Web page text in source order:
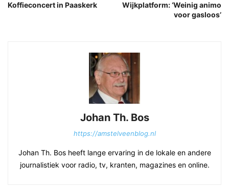
Koffieconcert in Paaskerk
Wijkplatform: ‘Weinig animo
voor gasloos’
Johan Th. Bos
https://amstelveenblog.nl
Johan Th. Bos heeft lange ervaring in de lokale en andere
journalistiek voor radio, tv, kranten, magazines en online.